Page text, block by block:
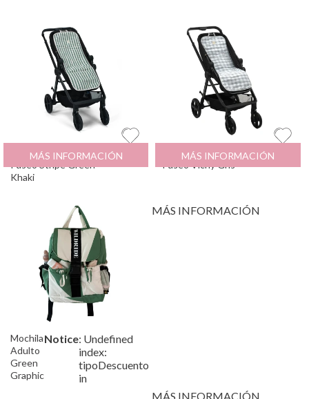
Colchoneta Silla de
Paseo Stripe Green
Khaki
19
MÁS INFORMACIÓN
Colchoneta Silla de
Paseo Vichy Gris
19
MÁS INFORMACIÓN
Mochila
Adulto
Green
Graphic
Notice: Undefined
index:
tipoDescuento
in
MÁS INFORMACIÓN
MÁS INFORMACIÓN